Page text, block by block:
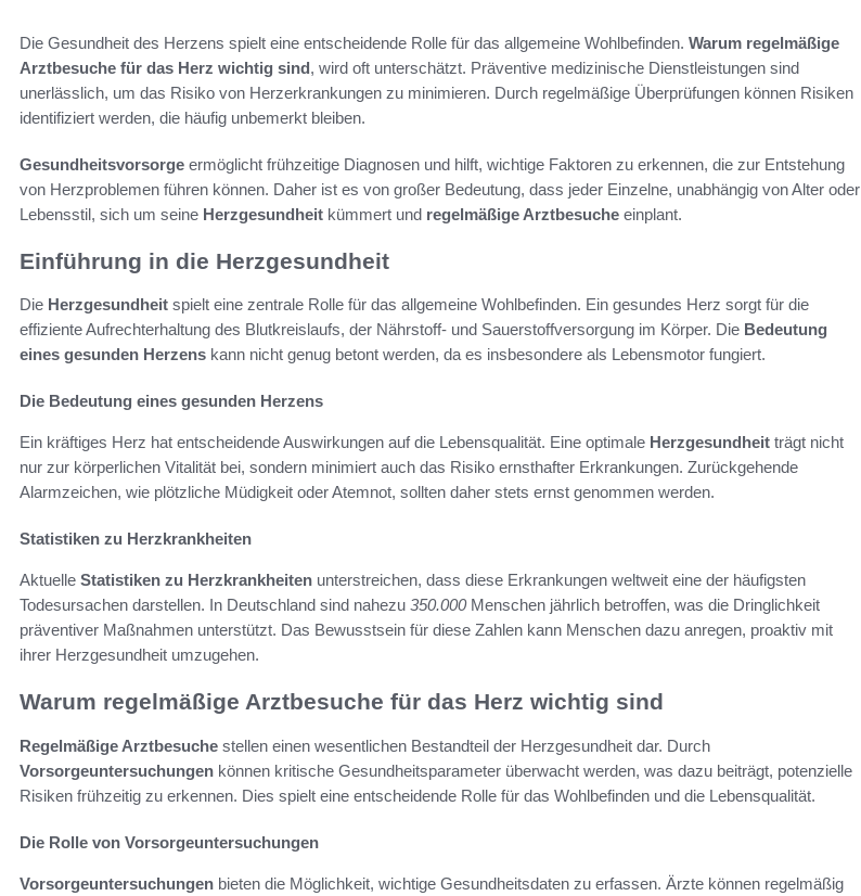
Die Gesundheit des Herzens spielt eine entscheidende Rolle für das allgemeine Wohlbefinden. Warum regelmäßige
Arztbesuche für das Herz wichtig sind, wird oft unterschätzt. Präventive medizinische Dienstleistungen sind
unerlässlich, um das Risiko von Herzerkrankungen zu minimieren. Durch regelmäßige Überprüfungen können Risiken
identifiziert werden, die häufig unbemerkt bleiben.
Gesundheitsvorsorge ermöglicht frühzeitige Diagnosen und hilft, wichtige Faktoren zu erkennen, die zur Entstehung
von Herzproblemen führen können. Daher ist es von großer Bedeutung, dass jeder Einzelne, unabhängig von Alter oder
Lebensstil, sich um seine Herzgesundheit kümmert und regelmäßige Arztbesuche einplant.
Einführung in die Herzgesundheit
Die Herzgesundheit spielt eine zentrale Rolle für das allgemeine Wohlbefinden. Ein gesundes Herz sorgt für die
effiziente Aufrechterhaltung des Blutkreislaufs, der Nährstoff- und Sauerstoffversorgung im Körper. Die Bedeutung
eines gesunden Herzens kann nicht genug betont werden, da es insbesondere als Lebensmotor fungiert.
Die Bedeutung eines gesunden Herzens
Ein kräftiges Herz hat entscheidende Auswirkungen auf die Lebensqualität. Eine optimale Herzgesundheit trägt nicht
nur zur körperlichen Vitalität bei, sondern minimiert auch das Risiko ernsthafter Erkrankungen. Zurückgehende
Alarmzeichen, wie plötzliche Müdigkeit oder Atemnot, sollten daher stets ernst genommen werden.
Statistiken zu Herzkrankheiten
Aktuelle Statistiken zu Herzkrankheiten unterstreichen, dass diese Erkrankungen weltweit eine der häufigsten
Todesursachen darstellen. In Deutschland sind nahezu 350.000Menschen jährlich betroffen, was die Dringlichkeit
präventiver Maßnahmen unterstützt. Das Bewusstsein für diese Zahlen kann Menschen dazu anregen, proaktiv mit
ihrer Herzgesundheit umzugehen.
Warum regelmäßige Arztbesuche für das Herz wichtig sind
Regelmäßige Arztbesuche stellen einen wesentlichen Bestandteil der Herzgesundheit dar. Durch
Vorsorgeuntersuchungen können kritische Gesundheitsparameter überwacht werden, was dazu beiträgt, potenzielle
Risiken frühzeitig zu erkennen. Dies spielt eine entscheidende Rolle für das Wohlbefinden und die Lebensqualität.
Die Rolle von Vorsorgeuntersuchungen
Vorsorgeuntersuchungen bieten die Möglichkeit, wichtige Gesundheitsdaten zu erfassen. Ärzte können regelmäßig